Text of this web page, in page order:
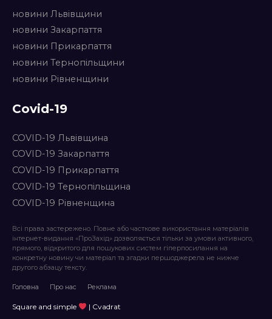
новини Львівщини
новини Закарпаття
новини Прикарпаття
новини Тернопільщини
новини Рівненщини
Covid-19
COVID-19 Львівщина
COVID-19 Закарпаття
COVID-19 Прикарпаття
COVID-19 Тернопільщина
COVID-19 Рівненщина
Всі права застережено. Повне або часткове використання матеріалів
інтернет-видання «ПроЗахід» дозволяється тільки за умови активного,
прямого, відкритого для пошукових систем гіперпосилання на
конкретну новину чи матеріал та згадки першоджерела не нижче
другого абзацу тексту.
Головна Про нас Реклама
Square and simple | Cvadrat